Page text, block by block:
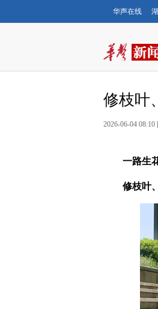
华声在线
修枝叶
2026-06-04 08:10
一路生
修枝叶